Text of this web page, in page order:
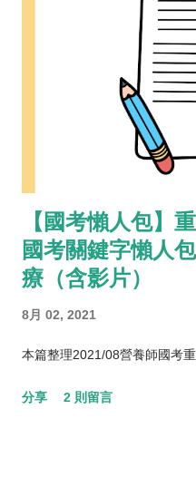
【國考懶人包】
國考關鍵字懶人
療（含影片）
8月 02, 2021
本篇整理2021/08營養師國考
分享 2 則留言